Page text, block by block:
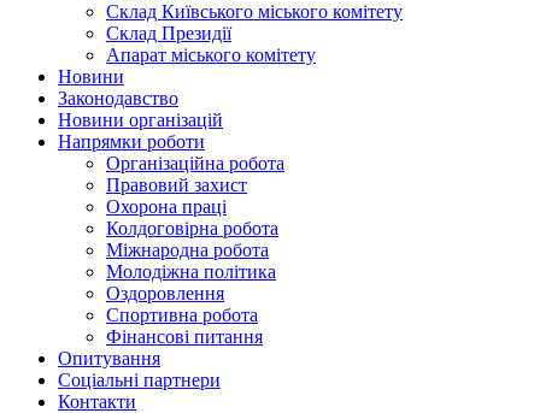
Склад Київського міського комітету
Склад Президії
Апарат міського комітету
Новини
Законодавство
Новини організацій
Напрямки роботи
Організаційна робота
Правовий захист
Охорона праці
Колдоговірна робота
Міжнародна робота
Молодіжна політика
Оздоровлення
Спортивна робота
Фінансові питання
Опитування
Соціальні партнери
Контакти